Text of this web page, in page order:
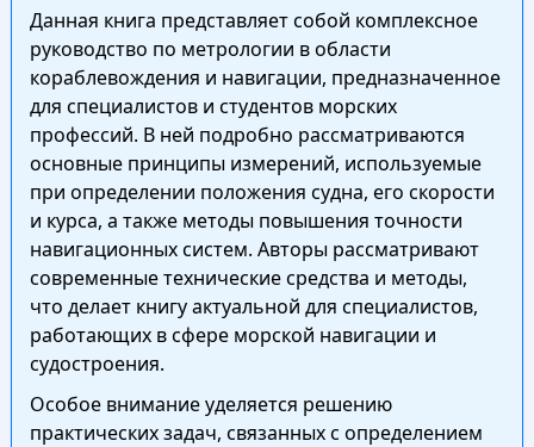
Данная книга представляет собой комплексное
руководство по метрологии в области
кораблевождения и навигации, предназначенное
для специалистов и студентов морских
профессий. В ней подробно рассматриваются
основные принципы измерений, используемые
при определении положения судна, его скорости
и курса, а также методы повышения точности
навигационных систем. Авторы рассматривают
современные технические средства и методы,
что делает книгу актуальной для специалистов,
работающих в сфере морской навигации и
судостроения.
Особое внимание уделяется решению
практических задач, связанных с определением